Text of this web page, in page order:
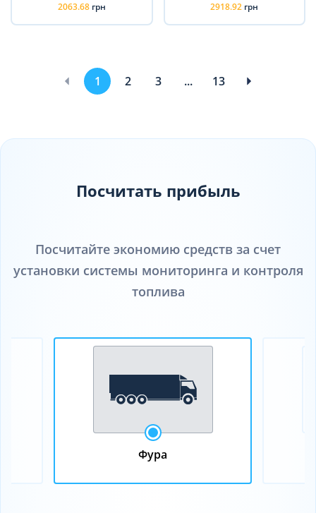
2063.68 грн 2918.92 грн
1 2 3 ... 13
Посчитать прибыль
Посчитайте экономию средств за счет
установки системы мониторинга и контроля
топлива
Фура